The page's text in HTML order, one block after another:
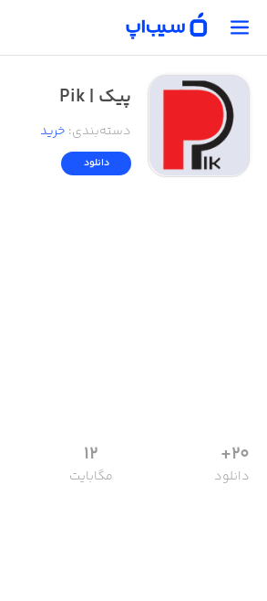
پیک | Pik
دسته‌بندی: خرید
دانلود
20+
دانلود
12
مگابایت